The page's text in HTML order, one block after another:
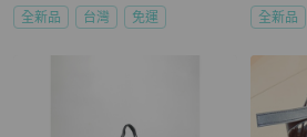
全新品 台灣 免運 全新品